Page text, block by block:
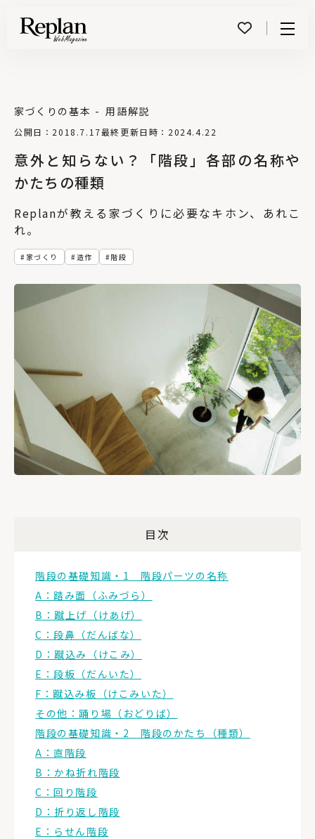
意外と知らない？「階段」各部の名称や
かたちの種類
公開日：2018.7.17最終更新日時：2024.4.22
家づくりの基本 用語解説
家づくり 造作 階段
Replanが教える家づくりに必要なキホン、あれこ
れ。
目次
階段の基礎知識・1 階段パーツの名称
A：踏み面（ふみづら）
B：蹴上げ（けあげ）
C：段鼻（だんばな）
D：蹴込み（けこみ）
E：段板（だんいた）
F：蹴込み板（けこみいた）
その他：踊り場（おどりば）
階段の基礎知識・2 階段のかたち（種類）
A：直階段
B：かね折れ階段
C：回り階段
D：折り返し階段
E：らせん階段